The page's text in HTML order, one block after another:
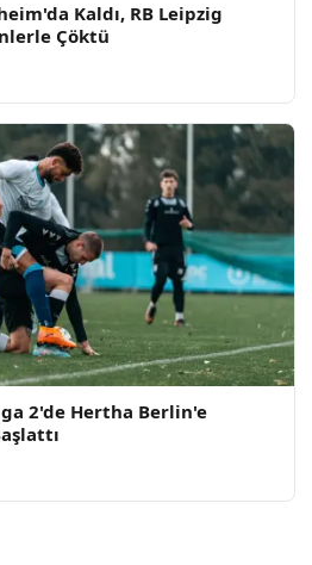
Kaldı, RB Leipzig
Çöktü
2'de Hertha Berlin'e